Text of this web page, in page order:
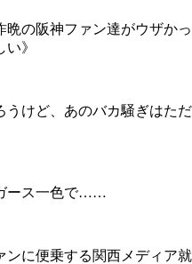
の阪神ファン達がウザかっ
》
うけど、あのバカ騒ぎはただ
ース一色で……
ンに便乗する関西メディア就